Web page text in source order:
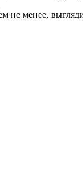
не менее,